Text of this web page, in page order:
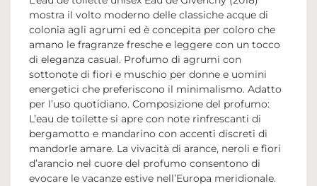
mostra il volto moderno delle classiche acque di
colonia agli agrumi ed è concepita per coloro che
amano le fragranze fresche e leggere con un tocco
di eleganza casual. Profumo di agrumi con
sottonote di fiori e muschio per donne e uomini
energetici che preferiscono il minimalismo. Adatto
per l’uso quotidiano. Composizione del profumo:
L’eau de toilette si apre con note rinfrescanti di
bergamotto e mandarino con accenti discreti di
mandorle amare. La vivacità di arance, neroli e fiori
d’arancio nel cuore del profumo consentono di
evocare le vacanze estive nell’Europa meridionale.